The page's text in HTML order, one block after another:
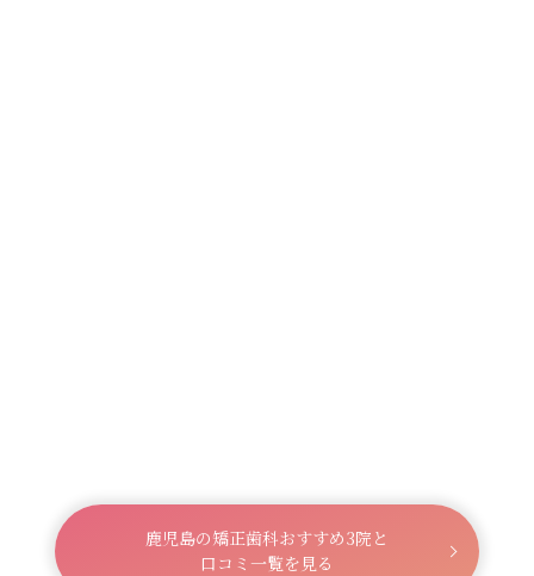
鹿児島の矯正歯科おすすめ3院と
口コミ一覧を見る